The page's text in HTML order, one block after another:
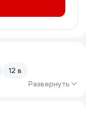
12 в
Развернуть